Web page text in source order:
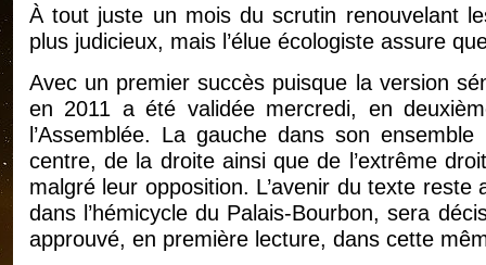
À tout juste un mois du scrutin renouvelant
plus judicieux, mais l’élue écologiste assure
Avec un premier succès puisque la version
en 2011 a été validée mercredi, en
l’Assemblée. La gauche dans son
centre, de la droite ainsi que de l’extrême
malgré leur opposition. L’avenir du texte
dans l’hémicycle du Palais-Bourbon, sera
approuvé, en première lecture, dans cette